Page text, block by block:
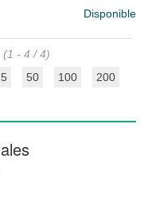
Disponible
(1 - 4 / 4)
50 100 200